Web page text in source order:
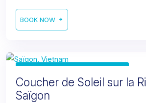
BOOK NOW
Coucher de Soleil sur la
Saïgon